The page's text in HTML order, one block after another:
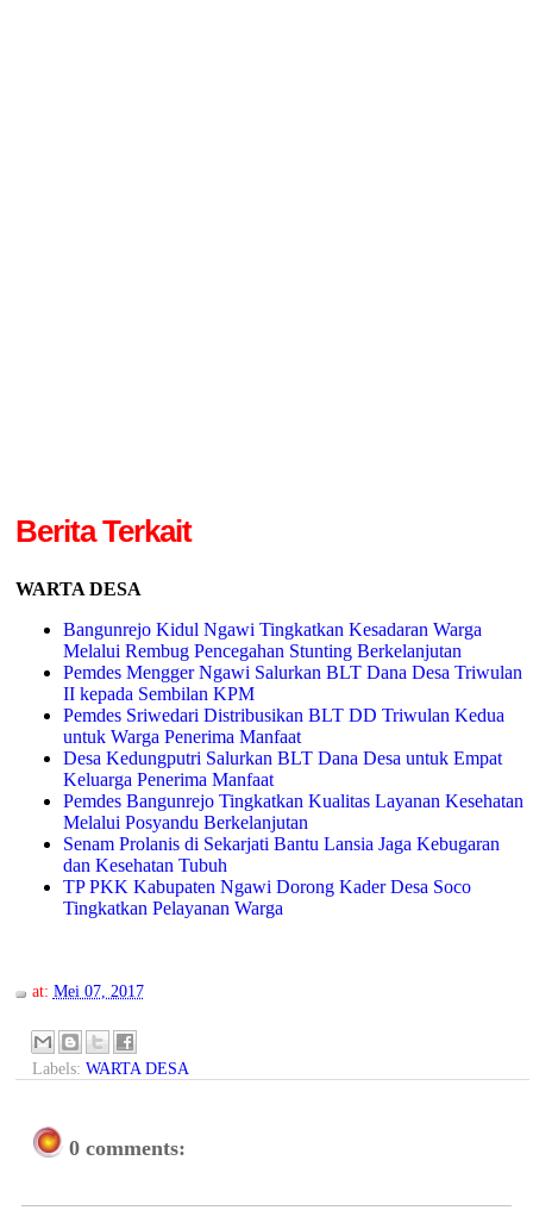
Berita Terkait
WARTA DESA
Bangunrejo Kidul Ngawi Tingkatkan Kesadaran Warga
Melalui Rembug Pencegahan Stunting Berkelanjutan
Pemdes Mengger Ngawi Salurkan BLT Dana Desa Triwulan
II kepada Sembilan KPM
Pemdes Sriwedari Distribusikan BLT DD Triwulan Kedua
untuk Warga Penerima Manfaat
Desa Kedungputri Salurkan BLT Dana Desa untuk Empat
Keluarga Penerima Manfaat
Pemdes Bangunrejo Tingkatkan Kualitas Layanan Kesehatan
Melalui Posyandu Berkelanjutan
Senam Prolanis di Sekarjati Bantu Lansia Jaga Kebugaran
dan Kesehatan Tubuh
TP PKK Kabupaten Ngawi Dorong Kader Desa Soco
Tingkatkan Pelayanan Warga
at: Mei 07, 2017
Labels: WARTA DESA
0 comments: